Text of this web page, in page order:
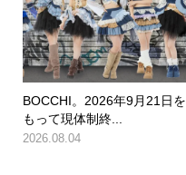
BOCCHI。2026年9月21日を
もって現体制終...
2026.08.04